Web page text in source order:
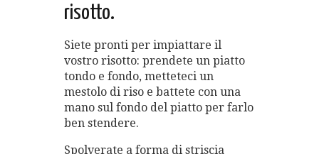
risotto.
Siete pronti per impiattare il
vostro risotto: prendete un piatto
tondo e fondo, metteteci un
mestolo di riso e battete con una
mano sul fondo del piatto per farlo
ben stendere.
Spolverate a forma di striscia